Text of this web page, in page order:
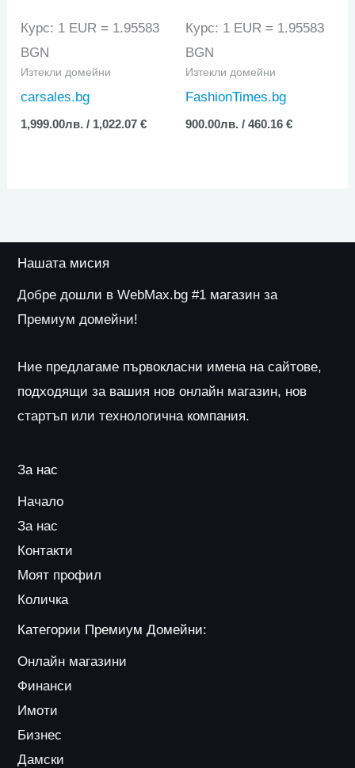
Курс: 1 EUR = 1.95583
BGN
Изтекли домейни
carsales.bg
1,999.00лв. / 1,022.07 €
Курс: 1 EUR = 1.95583
BGN
Изтекли домейни
FashionTimes.bg
900.00лв. / 460.16 €
Нашата мисия
Добре дошли в WebMax.bg #1 магазин за
Премиум домейни!
Ние предлагаме първокласни имена на сайтове,
подходящи за вашия нов онлайн магазин, нов
стартъп или технологична компания.
За нас
Начало
За нас
Контакти
Моят профил
Количка
Категории Премиум Домейни:
Онлайн магазини
Финанси
Имоти
Бизнес
Дамски